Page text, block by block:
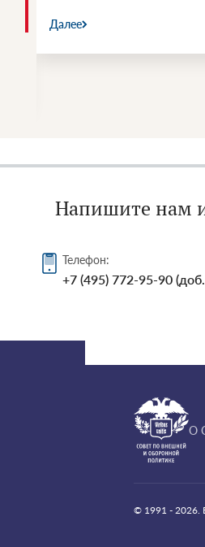
Далее
Напишите нам
Телефон:
+7 (495) 772-95-90
О
© 1991 - 2026.